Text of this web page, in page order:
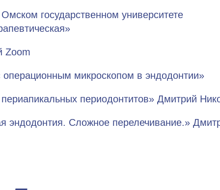
государственном университете
Zoom
микроскопом в эндодонтии»
периодонтитов» Дмитрий
эндодонтия. Сложное перелечивание.»